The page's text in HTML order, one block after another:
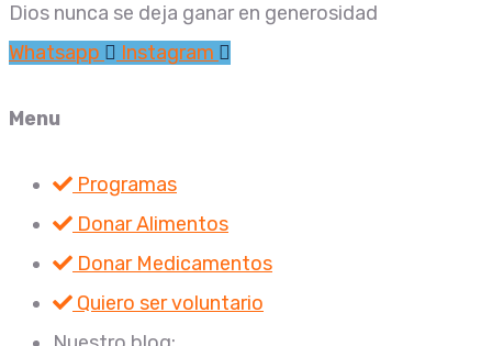
Dios nunca se deja ganar en generosidad
Whatsapp
Instagram
Menu
Programas
Donar Alimentos
Donar Medicamentos
Quiero ser voluntario